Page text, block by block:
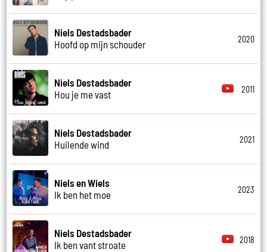
Niels Destadsbader
Hoofd op mijn schouder
2020
Niels Destadsbader
Hou je me vast
2011
Niels Destadsbader
Huilende wind
2021
Niels en Wiels
Ik ben het moe
2023
Niels Destadsbader
Ik ben vant stroate
2018